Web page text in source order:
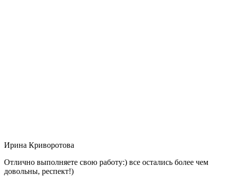
Ирина Криворотова
Отлично выполняете свою работу:) все остались более чем
довольны, респект!)